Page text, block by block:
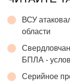
ВСУ
области
БПЛА -
Серийное